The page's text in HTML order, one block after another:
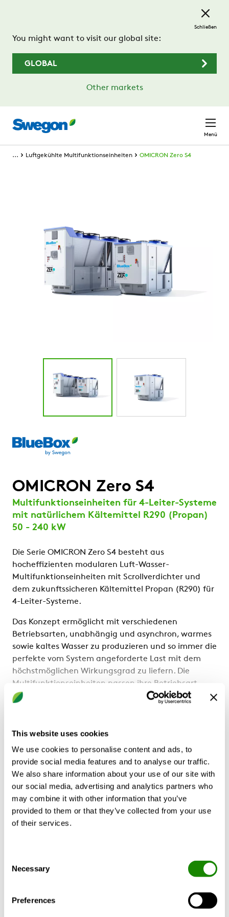
This website uses cookies
We use cookies to personalise content and ads, to
provide social media features and to analyse our traffic.
We also share information about your use of our site with
our social media, advertising and analytics partners who
may combine it with other information that you’ve
provided to them or that they’ve collected from your use
of their services.
Selection
Necessary
Preferences
You might want to visit our global site:
GLOBAL
Other markets
Schließen
Menü
... Luftgekühlte Multifunktionseinheiten OMICRON Zero S4
OMICRON Zero S4
Multifunktionseinheiten für 4-Leiter-Systeme
mit natürlichem Kältemittel R290 (Propan)
50 - 240 kW
Die Serie OMICRON Zero S4 besteht aus
hocheffizienten modularen Luft-Wasser-
Multifunktionseinheiten mit Scrollverdichter und
dem zukunftssicheren Kältemittel Propan (R290) für
4-Leiter-Systeme.
Das Konzept ermöglicht mit verschiedenen
Betriebsarten, unabhängig und asynchron, warmes
sowie kaltes Wasser zu produzieren und so immer die
perfekte vom System angeforderte Last mit dem
höchstmöglichen Wirkungsgrad zu liefern. Die
Multifunktionseinheiten passen ihre Betriebsart
automatisch an die wechselnden
zwei unterschiedlichen Erzeugern durch eine Einheit
geeignet.
Stärken:
Natürliches Kältemittel Propan (R290)
Global Warming Potential (GWP=3)
Kein Ozonabbaupotenzial (ODP=0)
Simultane und unabhängige Erzeugung von
zwei unterschiedlichen Erzeugern durch eine
Einheit
Bedarf von Warm- und Kaltwasser
Produktbeschreibung Zubehör
Das besondere Maschinenkonzept
und unabhängige Erzeugung von Kalt- und
Warmwasser im Ganzjahresbetrieb und
angeforderte, Leistung mit dem